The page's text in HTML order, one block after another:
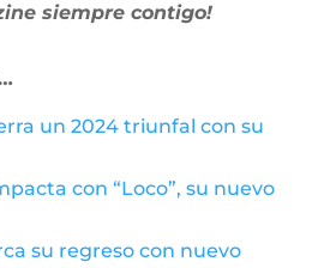
siempre contigo!
un 2024 triunfal con su
con “Loco”, su nuevo
su regreso con nuevo